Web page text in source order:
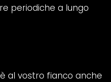
periodiche a lungo
al vostro fianco anche